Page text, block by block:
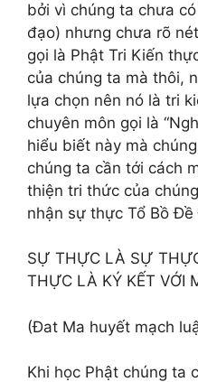
bởi vì chúng ta chưa
đạo) nhưng chưa rõ
gọi là Phật Tri Kiến
của chúng ta mà thôi,
lựa chọn nên nó là tri
chuyên môn gọi là
hiểu biết này mà
chúng ta cần tới cách
thiện tri thức của
nhận sự thực Tổ Bồ
SỰ THỰC LÀ SỰ
THỰC LÀ KÝ KẾT VỚI
(Đat Ma huyết mạch
Khi học Phật chúng ta